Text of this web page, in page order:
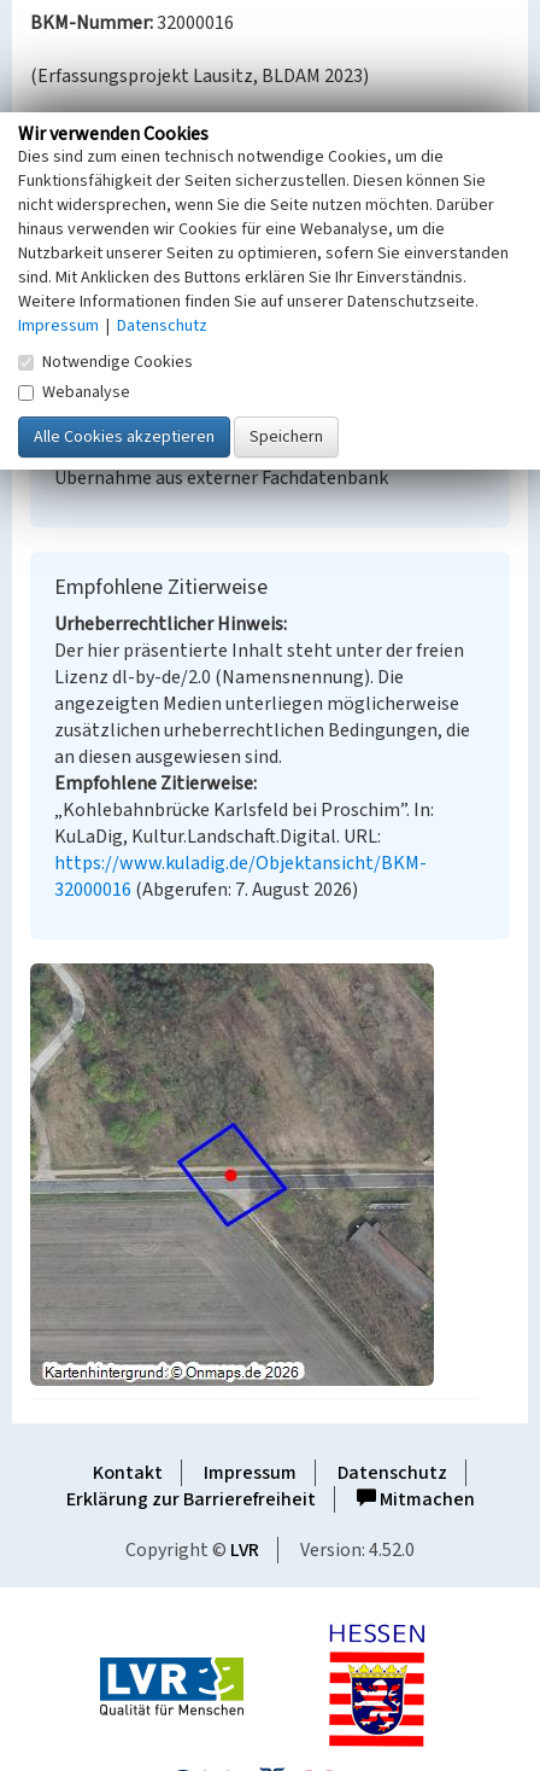
BKM-Nummer:32000016
(Erfassungsprojekt Lausitz, BLDAM 2023)
Kohlebahnbrücke Karlsfeld bei Proschim
Schlagwörter
Brücke (Bauwerk)
Ort
Proschim
Alternativer Ortsname
Prozym
Denkmalpflege
Erfassungsmaßstab
Keine Angabe
Erfassungsmethode
Übernahme aus externer Fachdatenbank
Empfohlene Zitierweise
Urheberrechtlicher Hinweis
Der hier präsentierte Inhalt steht unter der freien
Lizenz dl-by-de/2.0 (Namensnennung). Die
angezeigten Medien unterliegen möglicherweise
zusätzlichen urheberrechtlichen Bedingungen, die
an diesen ausgewiesen sind.
Empfohlene Zitierweise
„Kohlebahnbrücke Karlsfeld bei Proschim”. In:
KuLaDig, Kultur.Landschaft.Digital. URL:
https://www.kuladig.de/Objektansicht/BKM-
32000016 (Abgerufen: 7. August 2026)
Kontakt Impressum
Datenschutz
Erklärung zur Barrierefreiheit
Mitmachen
Copyright © LVR Version: 4.52.0
Wir verwenden Cookies
Dies sind zum einen technisch notwendige Cookies, um die
Funktionsfähigkeit der Seiten sicherzustellen. Diesen können Sie
nicht widersprechen, wenn Sie die Seite nutzen möchten. Darüber
hinaus verwenden wir Cookies für eine Webanalyse, um die
Nutzbarkeit unserer Seiten zu optimieren, sofern Sie einverstanden
sind. Mit Anklicken des Buttons erklären Sie Ihr Einverständnis.
Weitere Informationen finden Sie auf unserer Datenschutzseite.
Impressum | Datenschutz
Notwendige Cookies
Webanalyse